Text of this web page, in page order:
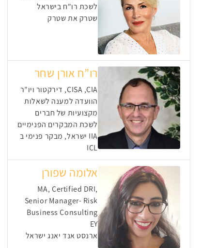
לשכת רו"ח בישראל
שטרק את שטרק
רו”ח אורן שחר
CISA ,CIA, דירקטור ויו”ר
הוועדה למענה לשאלות
מקצועיות של חברים
לשכת המבקרים הפנימיים
IIA ישראל, מבקר פנימי ב
ICL
אלומה שפורן
MA, Certified DRI,
Senior Manager- Risk
Business Consulting
EY
ארנסט אנד יאנג ישראל